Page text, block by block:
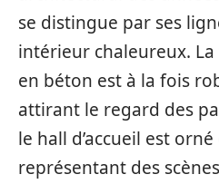
se distingue par ses
intérieur chaleureux.
en béton est à la fois
attirant le regard des
le hall d’accueil est
représentant des